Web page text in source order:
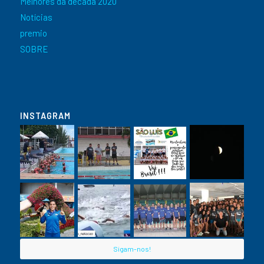
Notícias
premio
SOBRE
INSTAGRAM
Sigam-nos!